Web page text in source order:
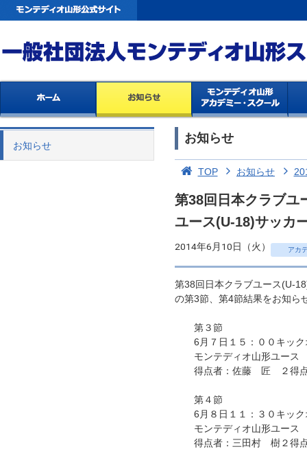
お知らせ
お知らせ
TOP お知らせ
第38回日本クラブユ
ユース(U-18)サッカ
2014年6月10日（火） アカ
第38回日本クラブユース(U-
の第3節、第4節結果をお知ら
第３節
6月７日１５：００キック
モンテディオ山形ユース
得点者：佐藤 匠 ２得点
第４節
6月８日１１：３０キック
モンテディオ山形ユース
得点者：三田村 樹２得